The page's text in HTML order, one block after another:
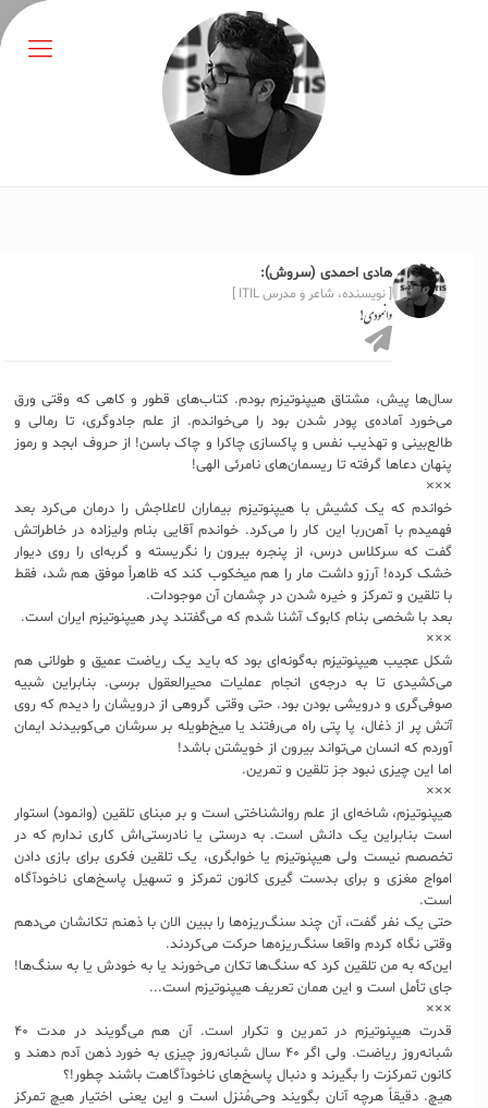
هادی احمدی (سروش):
[ نویسنده، شاعر و مدرس ITIL ]
وانمودی!
سال‌ها پیش، مشتاق هیپنوتیزم بودم. کتاب‌های قطور و کاهی که وقتی ورق
می‌خورد آماده‌ی پودر شدن بود را می‌خواندم. از علم جادوگری، تا رمالی و
طالع‌بینی و تهذیب نفس و پاکسازی چاکرا و چاک باسن! از حروف ابجد و رموز
پنهان دعاها گرفته تا ریسمان‌های نامرئی الهی!
×××
خواندم که یک کشیش با هیپنوتیزم بیماران لاعلاجش را درمان می‌کرد بعد
فهمیدم با آهن‌ربا این کار را می‌کرد. خواندم آقایی بنام ولیزاده در خاطراتش
گفت که سرکلاس درس، از پنجره بیرون را نگریسته و گربه‌ای را روی دیوار
خشک کرده! آرزو داشت مار را هم میخکوب کند که ظاهراً موفق هم شد، فقط
با تلقین و تمرکز و خیره شدن در چشمان آن موجودات.
بعد با شخصی بنام کابوک آشنا شدم که می‌گفتند پدر هیپنوتیزم ایران است.
×××
شکل عجیب هیپنوتیزم به‌گونه‌ای بود که باید یک ریاضت عمیق و طولانی هم
می‌کشیدی تا به درجه‌ی انجام عملیات محیرالعقول برسی. بنابراین شبیه
صوفی‌گری و درویشی بودن بود. حتی وقتی گروهی از درویشان را دیدم که روی
آتش پر از ذغال، پا پتی راه می‌رفتند یا میخ‌طویله بر سرشان می‌کوبیدند ایمان
آوردم که انسان می‌تواند بیرون از خویشتن باشد!
اما این چیزی نبود جز تلقین و تمرین.
×××
هیپنوتیزم، شاخه‌ای از علم روانشناختی است و بر مبنای تلقین (وانمود) استوار
است بنابراین یک دانش است. به درستی یا نادرستی‌اش کاری ندارم که در
تخصصم نیست ولی هیپنوتیزم یا خوابگری، یک تلقین فکری برای بازی دادن
امواج مغزی و برای بدست گیری کانون تمرکز و تسهیل پاسخ‌های ناخودآگاه
است.
حتی یک نفر گفت، آن چند سنگ‌‌ریزه‌ها را ببین الان با ذهنم تکانشان می‌دهم
وقتی نگاه کردم واقعا سنگ‌‌ریزه‌ها حرکت می‌کردند.
این‌که به من تلقین کرد که سنگ‌ها تکان می‌خورند یا به خودش یا به سنگ‌ها!
جای تأمل است و این همان تعریف هیپنوتیزم است...
×××
قدرت هیپنوتیزم در تمرین و تکرار است. آن هم می‌گویند در مدت ۴۰
شبانه‌روز ریاضت. ولی اگر ۴۰ سال شبانه‌روز چیزی به خورد ذهن آدم دهند و
کانون تمرکزت را بگیرند و دنبال پاسخ‌های ناخودآگاهت باشند چطور!؟
هیچ. دقیقاً هرچه آنان بگویند وحی‌مُنزل است و این یعنی اختیار هیچ تمرکز